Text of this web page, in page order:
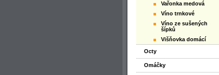
Vařonka medová
Víno trnkové
Víno ze sušených
šípků
Višňovka domácí
Octy
Omáčky